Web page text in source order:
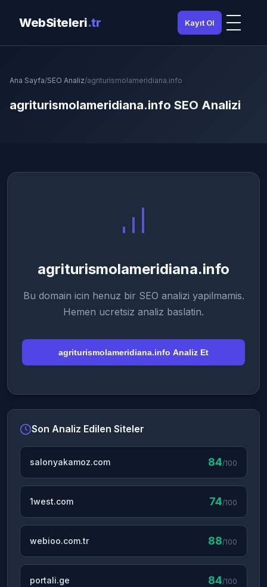
WebSiteleri.tr Kayıt Ol
Ana Sayfa/SEO Analiz/agriturismolameridiana.info
agriturismolameridiana.info SEO Analizi
agriturismolameridiana.info
Bu domain icin henuz bir SEO analizi yapilmamis.
Hemen ucretsiz analiz baslatin.
agriturismolameridiana.info Analiz Et
Son Analiz Edilen Siteler
salonyakamoz.com 84/100
1west.com 74/100
webioo.com.tr 88/100
portali.ge 84/100